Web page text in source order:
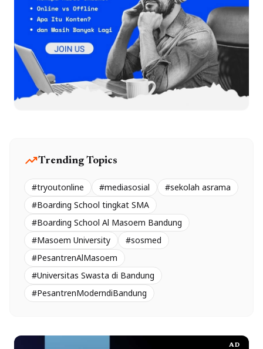
trending_upTrending Topics
#tryoutonline #mediasosial
#sekolah asrama
#Boarding School tingkat SMA
#Boarding School Al Masoem Bandung
#Masoem University
#sosmed
#PesantrenAlMasoem
#Universitas Swasta di Bandung
#PesantrenModerndiBandung
AD